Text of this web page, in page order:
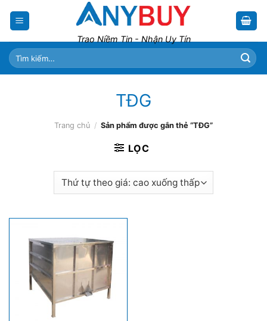
Trao Niềm Tin - Nhận Uy Tín
Tìm
kiếm:
TĐG
Trang chủ / Sản phẩm được gắn thẻ “TĐG”
LỌC